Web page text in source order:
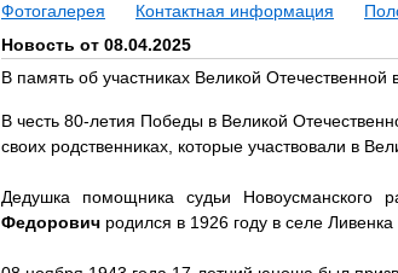
Фотогалерея
Контактная информация
Новость от 08.04.2025
В память об участниках Великой Отечественной
В честь 80-летия Победы в Великой
своих родственниках, которые участвовали в
Дедушка помощника судьи
Федоровичродился в 1926 году в селе